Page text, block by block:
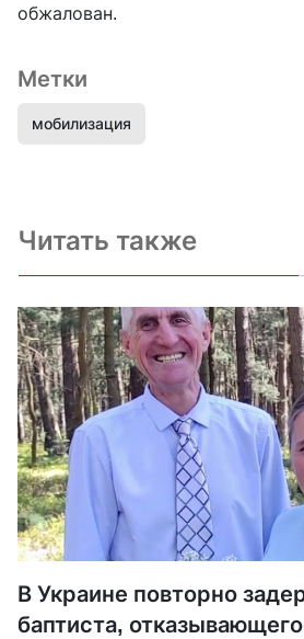
обжалован.
Метки
мобилизация
Читать также
В Украине повторно
баптиста,